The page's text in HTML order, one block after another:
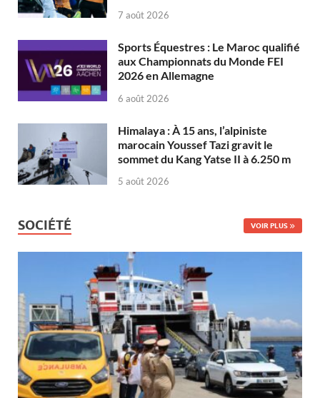
7 août 2026
Sports Équestres : Le Maroc qualifié
aux Championnats du Monde FEI
2026 en Allemagne
6 août 2026
Himalaya : À 15 ans, l’alpiniste
marocain Youssef Tazi gravit le
sommet du Kang Yatse II à 6.250 m
5 août 2026
SOCIÉTÉ VOIR PLUS